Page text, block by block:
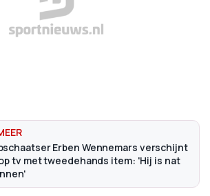
Erben Wennemars verschijnt
tv met tweedehands item: 'Hij is nat